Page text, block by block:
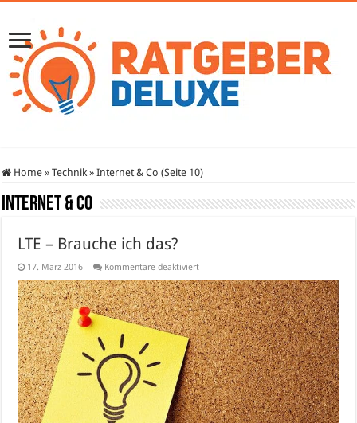
Home » Technik » Internet & Co (Seite 10)
Internet & Co
LTE – Brauche ich das?
17. März 2016 Kommentare deaktiviertfür
–
Brauche
ich
das?